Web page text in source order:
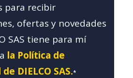
para recibir
ofertas y novedades
SAS tiene para mí
la Política de
DIELCO SAS.*